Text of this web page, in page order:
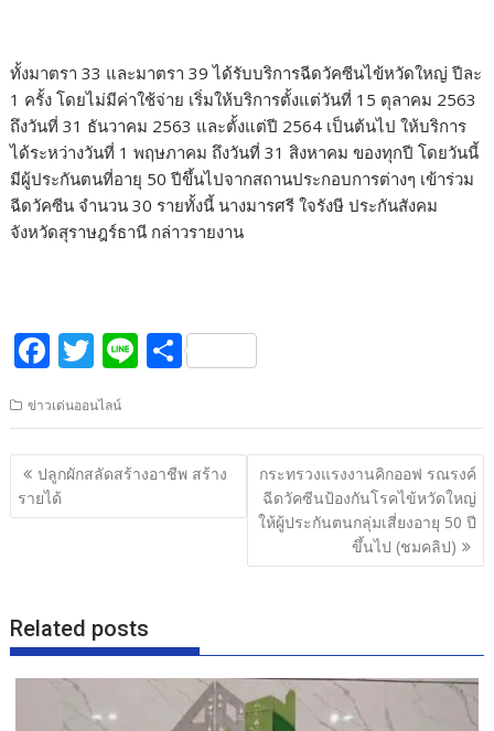
ทั้งมาตรา 33 และมาตรา 39 ได้รับบริการฉีดวัคซีนไข้หวัดใหญ่ ปีละ
1 ครั้ง โดยไม่มีค่าใช้จ่าย เริ่มให้บริการตั้งแต่วันที่ 15 ตุลาคม 2563
ถึงวันที่ 31 ธันวาคม 2563 และตั้งแต่ปี 2564 เป็นต้นไป ให้บริการ
ได้ระหว่างวันที่ 1 พฤษภาคม ถึงวันที่ 31 สิงหาคม ของทุกปี โดยวันนี้
มีผู้ประกันตนที่อายุ 50 ปีขึ้นไปจากสถานประกอบการต่างๆ เข้าร่วม
ฉีดวัคซีน จำนวน 30 รายทั้งนี้ นางมารศรี ใจรังษี ประกันสังคม
จังหวัดสุราษฎร์ธานี กล่าวรายงาน
F
e
b
o
o
T
w
itt
er
Li
e
S
ar
e
ข่าวเด่นออนไลน์
แนะแนว
เรื่อง
ปลูกผักสลัดสร้างอาชีพ สร้าง
รายได้
กระทรวงแรงงานคิกออฟ รณรงค์
ฉีดวัคซีนป้องกันโรคไข้หวัดใหญ่
ให้ผู้ประกันตนกลุ่มเสี่ยงอายุ 50 ปี
ขึ้นไป (ชมคลิป)
Related posts